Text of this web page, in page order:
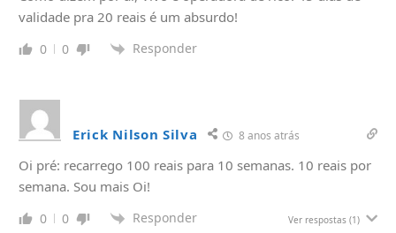
validade pra 20 reais é um absurdo!
0 0 Responder
Erick Nilson Silva 8 anos atrás
Oi pré: recarrego 100 reais para 10 semanas. 10 reais por
semana. Sou mais Oi!
0 0 Responder Ver respostas (1)